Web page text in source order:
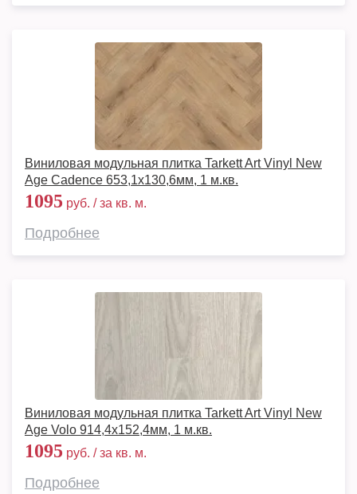
Виниловая модульная плитка Tarkett Art Vinyl New
Age Cadence 653,1х130,6мм, 1 м.кв.
1095 руб. / за кв. м.
Подробнее
Виниловая модульная плитка Tarkett Art Vinyl New
Age Volo 914,4х152,4мм, 1 м.кв.
1095 руб. / за кв. м.
Подробнее